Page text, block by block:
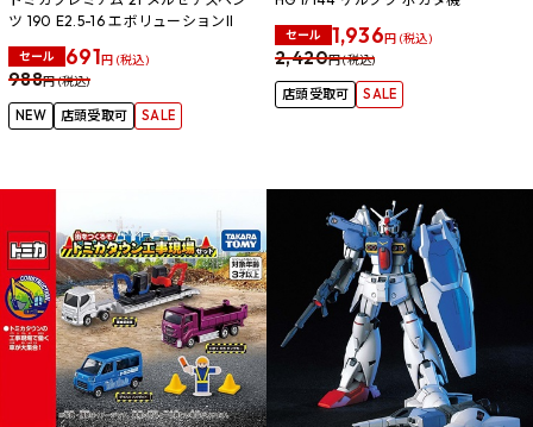
ツ 190 E2.5-16 エボリューションII
セール 691円 (税込)
988円 (税込)
NEW 店頭受取可 SALE
セール 1,936円 (税込)
2,420円 (税込)
店頭受取可 SALE